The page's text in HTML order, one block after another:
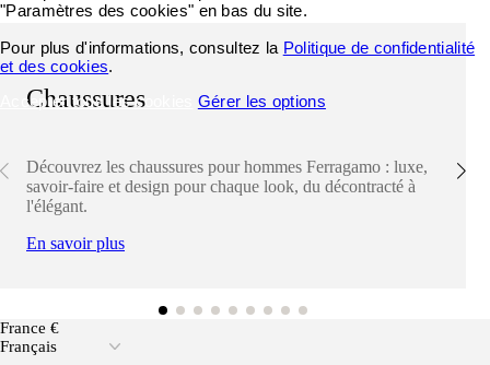
Chaussures
Découvrez les chaussures pour hommes Ferragamo : luxe,
savoir-faire et design pour chaque look, du décontracté à
l'élégant.
En savoir plus
France €
Français
"Paramètres des cookies" en bas du site.
Pour plus d'informations, consultez la Politique de confidentialité
et des cookies.
Accepter tous les cookies
Gérer les options